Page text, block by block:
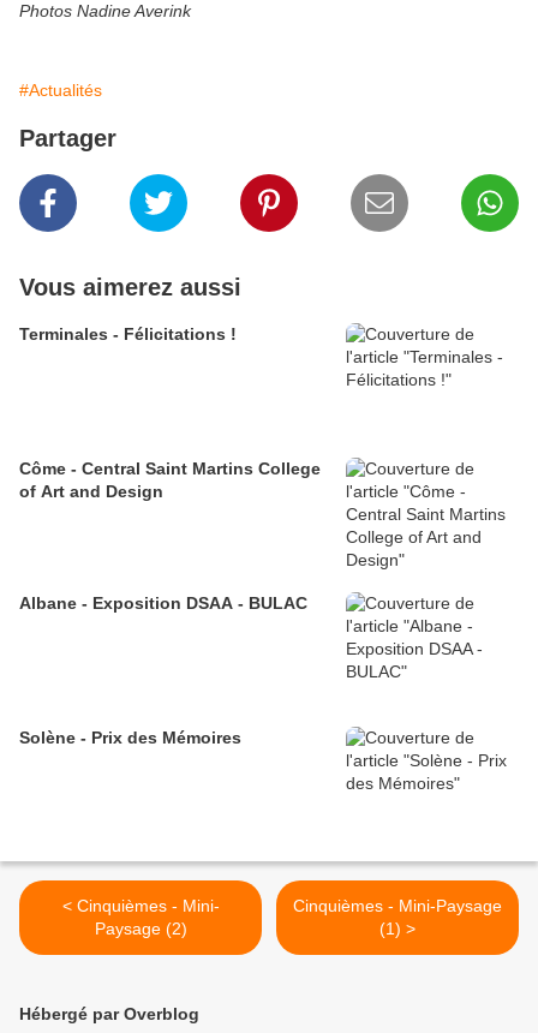
Photos Nadine Averink
#Actualités
Partager
Vous aimerez aussi
Terminales - Félicitations !
Côme - Central Saint Martins College
of Art and Design
Albane - Exposition DSAA - BULAC
Solène - Prix des Mémoires
< Cinquièmes - Mini-
Paysage (2)
Cinquièmes - Mini-Paysage
(1) >
Hébergé par Overblog